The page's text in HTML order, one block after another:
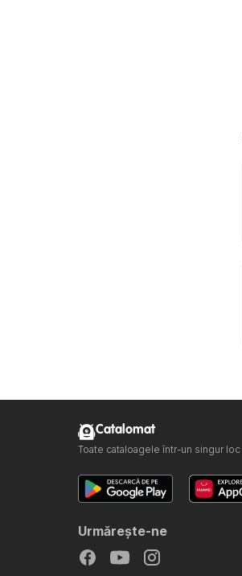
Catalomat
Toate cataloagele într-un singur loc
Urmăreşte-ne